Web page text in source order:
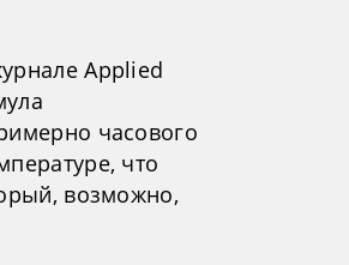
Applied
часового
что
возможно,